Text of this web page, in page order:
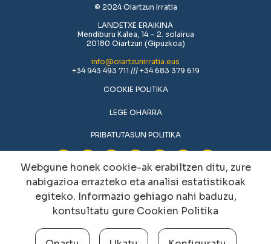
© 2024 Oiartzun Irratia
LANDETXE ERAIKINA
Mendiburu Kalea, 14 – 2. solairua
20180 Oiartzun (Gipuzkoa)
info@oiartzunirratia.eus
+34 943 493 711 /// +34 683 379 619
COOKIE POLITIKA
LEGE OHARRA
PRIBATUTASUN POLITIKA
Webgune honek cookie-ak erabiltzen ditu, zure
nabigazioa errazteko eta analisi estatistikoak
egiteko. Informazio gehiago nahi baduzu,
kontsultatu gure Cookien Politika